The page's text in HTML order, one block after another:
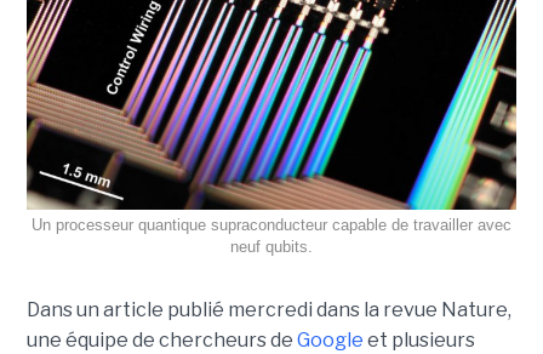
Un processeur quantique supraconducteur capable de travailler avec
neuf qubits.
Dans un article publié mercredi dans la revue Nature,
une équipe de chercheurs de Google et plusieurs